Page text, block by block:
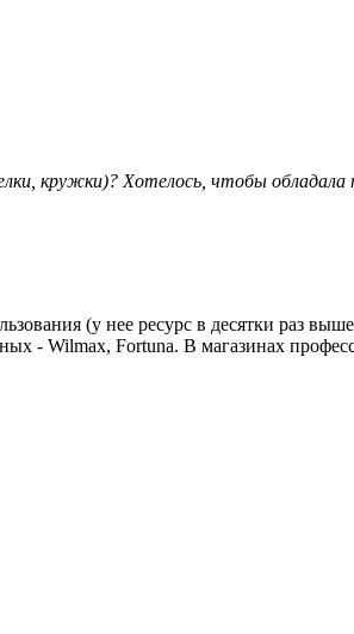
кружки)? Хотелось, чтобы
(у нее ресурс в десятки раз
- Wilmax, Fortuna. В магазинах